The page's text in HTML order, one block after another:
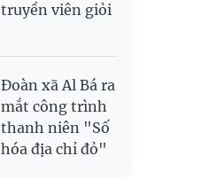
truyền viên giỏi
Đoàn xã Al Bá ra
mắt công trình
thanh niên "Số
hóa địa chỉ đỏ"